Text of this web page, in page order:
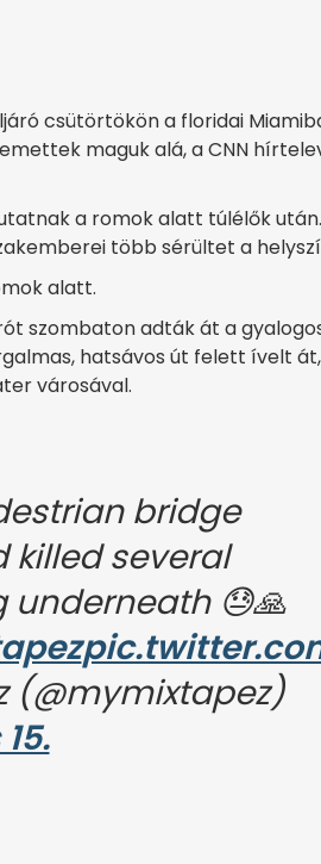
csütörtökön a floridai
maguk alá, a CNN
a romok alatt túlélők
több sérültet a
alatt.
szombaton adták át a
hatsávos út felett ívelt
városával.
bridge
several
😓🙏
(@mymixtapez)